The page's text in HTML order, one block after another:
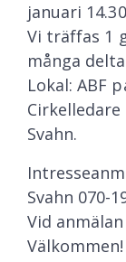
januari
Vi träffas 1
många
Lokal: ABF
Svahn.
Svahn 070-
Vid
Välkommen!